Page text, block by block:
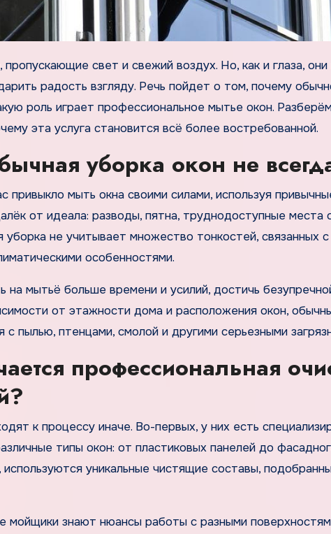
радость взгляду. Речь пойдет о том, почему
роль играет профессиональное мытье окон.
эта услуга становится всё более востребованной.
уборка окон не
привыкло мыть окна своими силами, используя
от идеала: разводы, пятна, труднодоступные места
не учитывает множество тонкостей, связанных
особенностями.
на мытьё больше времени и усилий, достичь
от этажности дома и расположения окон,
с пылью, птенцами, смолой и другими серьезными
профессиональная
к процессу иначе. Во-первых, у них есть
типы окон: от пластиковых панелей до
используются уникальные чистящие составы,
мойщики знают нюансы работы с разными